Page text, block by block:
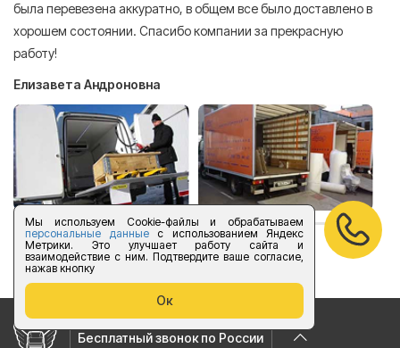
Мы используем Cookie-файлы и обрабатываем
персональные данныес использованием Яндекс
Метрики. Это улучшает работу сайта и
взаимодействие с ним. Подтвердите ваше согласие,
нажав кнопку
Ок
была перевезена аккуратно, в общем все было доставлено в
хорошем состоянии. Спасибо компании за прекрасную
работу!
Елизавета Андроновна
оставить отзыв
Бесплатный звонок по России